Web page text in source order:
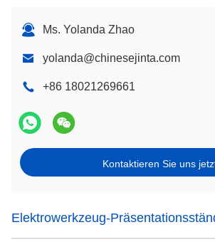
Ms. Yolanda Zhao
yolanda@chinesejinta.com
+86 18021269661
Kontaktieren Sie uns
Elektrowerkzeug-